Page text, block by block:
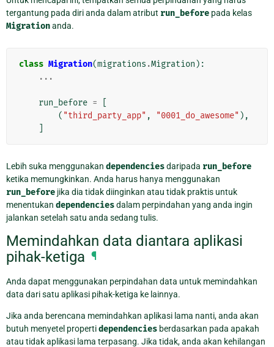
tergantung pada diri anda dalam atribut run_before pada kelas
Migrationanda.
class Migration(migrations .Migration ):
...
run_before =
( "third_party_app" , "0001_do_awesome" ),
Lebih suka menggunakan dependenciesdaripada run_before
ketika memungkinkan. Anda harus hanya menggunakan
run_before jika dia tidak diinginkan atau tidak praktis untuk
menentukan dependenciesdalam perpindahan yang anda ingin
jalankan setelah satu anda sedang tulis.
Memindahkan data diantara aplikasi
pihak-ketiga ¶
Anda dapat menggunakan perpindahan data untuk memindahkan
data dari satu aplikasi pihak-ketiga ke lainnya.
Jika anda berencana memindahkan aplikasi lama nanti, anda akan
butuh menyetel propertidependencies berdasarkan pada apakah
atau tidak aplikasi lama terpasang. Jika tidak, anda akan kehilangan